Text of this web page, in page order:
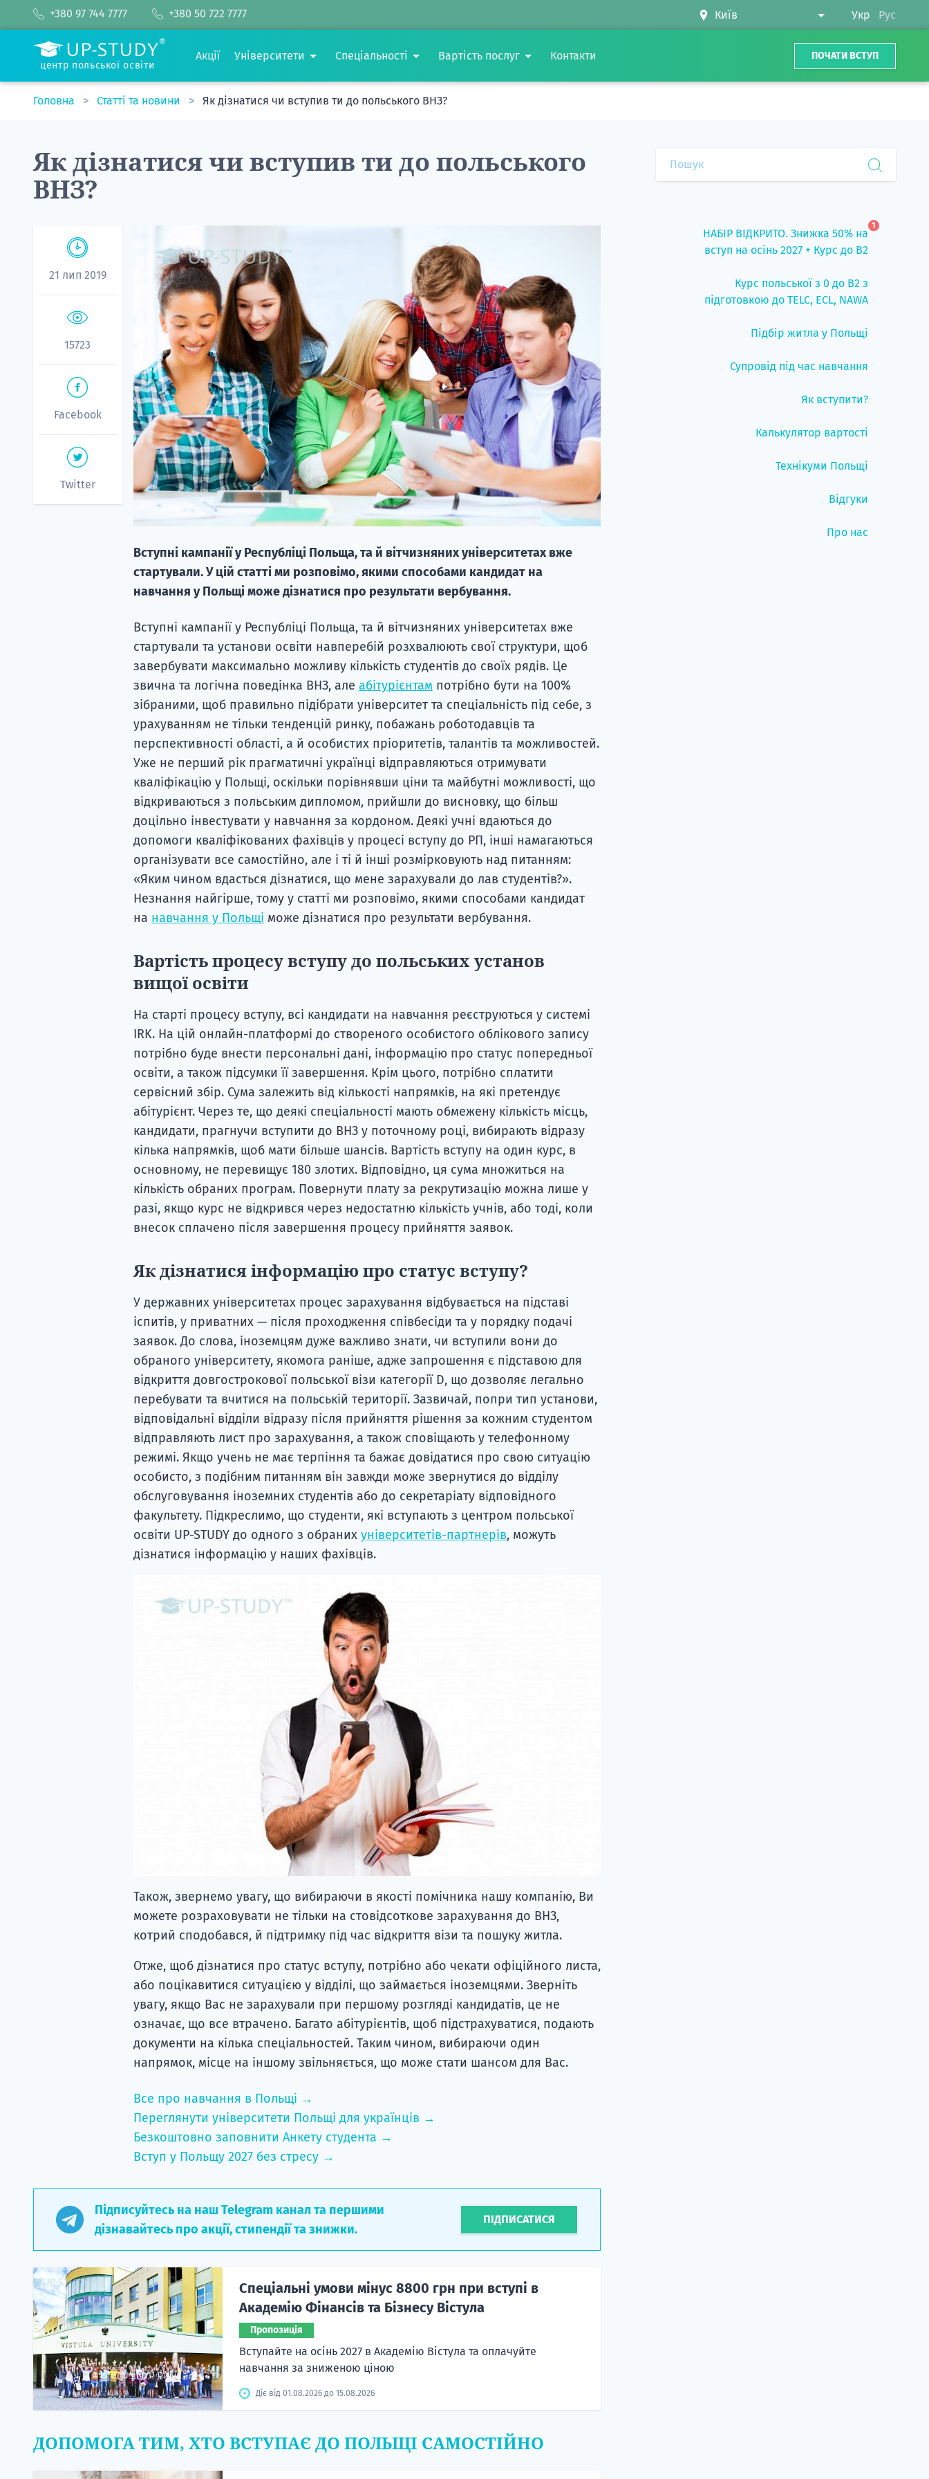
+380 97 744 7777 +380 50 722 7777 Укр Рус
центр польської освіти
Акції Університети Спеціальності Вартість послуг Контакти ПОЧАТИ ВСТУП
Головна Статті та новини Як дізнатися чи вступив ти до польського ВНЗ?
Як дізнатися чи вступив ти до польського
ВНЗ?
21 лип 2019
15723
Facebook
Twitter
Вступні кампанії у Республіці Польща, та й вітчизняних університетах вже
стартували. У цій статті ми розповімо, якими способами кандидат на
навчання у Польщі може дізнатися про результати вербування.
Вступні кампанії у Республіці Польща, та й вітчизняних університетах вже
стартували та установи освіти навперебій розхвалюють свої структури, щоб
завербувати максимально можливу кількість студентів до своїх рядів. Це
звична та логічна поведінка ВНЗ, але абітурієнтам потрібно бути на 100%
зібраними, щоб правильно підібрати університет та спеціальність під себе, з
урахуванням не тільки тенденцій ринку, побажань роботодавців та
перспективності області, а й особистих пріоритетів, талантів та можливостей.
Уже не перший рік прагматичні українці відправляються отримувати
кваліфікацію у Польщі, оскільки порівнявши ціни та майбутні можливості, що
відкриваються з польським дипломом, прийшли до висновку, що більш
доцільно інвестувати у навчання за кордоном. Деякі учні вдаються до
допомоги кваліфікованих фахівців у процесі вступу до РП, інші намагаються
організувати все самостійно, але і ті й інші розмірковують над питанням:
«Яким чином вдасться дізнатися, що мене зарахували до лав студентів?».
Незнання найгірше, тому у статті ми розповімо, якими способами кандидат
на навчання у Польщі може дізнатися про результати вербування.
Вартість процесу вступу до польських установ
вищої освіти
На старті процесу вступу, всі кандидати на навчання реєструються у системі
IRK. На цій онлайн-платформі до створеного особистого облікового запису
потрібно буде внести персональні дані, інформацію про статус попередньої
освіти, а також підсумки її завершення. Крім цього, потрібно сплатити
сервісний збір. Сума залежить від кількості напрямків, на які претендує
абітурієнт. Через те, що деякі спеціальності мають обмежену кількість місць,
кандидати, прагнучи вступити до ВНЗ у поточному році, вибирають відразу
кілька напрямків, щоб мати більше шансів. Вартість вступу на один курс, в
основному, не перевищує 180 злотих. Відповідно, ця сума множиться на
кількість обраних програм. Повернути плату за рекрутизацію можна лише у
разі, якщо курс не відкрився через недостатню кількість учнів, або тоді, коли
внесок сплачено після завершення процесу прийняття заявок.
Як дізнатися інформацію про статус вступу?
У державних університетах процес зарахування відбувається на підставі
іспитів, у приватних — після проходження співбесіди та у порядку подачі
заявок. До слова, іноземцям дуже важливо знати, чи вступили вони до
обраного університету, якомога раніше, адже запрошення є підставою для
відкриття довгострокової польської візи категорії D, що дозволяє легально
перебувати та вчитися на польській території. Зазвичай, попри тип установи,
відповідальні відділи відразу після прийняття рішення за кожним студентом
відправляють лист про зарахування, а також сповіщають у телефонному
режимі. Якщо учень не має терпіння та бажає довідатися про свою ситуацію
особисто, з подібним питанням він завжди може звернутися до відділу
обслуговування іноземних студентів або до секретаріату відповідного
факультету. Підкреслимо, що студенти, які вступають з центром польської
освіти UP-STUDY до одного з обраних університетів-партнерів, можуть
дізнатися інформацію у наших фахівців.
Також, звернемо увагу, що вибираючи в якості помічника нашу компанію, Ви
можете розраховувати не тільки на стовідсоткове зарахування до ВНЗ,
котрий сподобався, й підтримку під час відкриття візи та пошуку житла.
Отже, щоб дізнатися про статус вступу, потрібно або чекати офіційного листа,
або поцікавитися ситуацією у відділі, що займається іноземцями. Зверніть
увагу, якщо Вас не зарахували при першому розгляді кандидатів, це не
означає, що все втрачено. Багато абітурієнтів, щоб підстрахуватися, подають
документи на кілька спеціальностей. Таким чином, вибираючи один
напрямок, місце на іншому звільняється, що може стати шансом для Вас.
Все про навчання в Польщі →
Переглянути університети Польщі для українців →
Безкоштовно заповнити Анкету студента →
Вступ у Польщу 2027 без стресу →
Підписуйтесь на наш Telegram канал та першими
дізнавайтесь про акції, стипендії та знижки.
ПІДПИСАТИСЯ
Спеціальні умови мінус 8800 грн при вступі в
Академію Фінансів та Бізнесу Вістула
Пропозиція
Вступайте на осінь 2027 в Академію Вістула та оплачуйте
навчання за зниженою ціною
Діє від 01.08.2026 до 15.08.2026
ДОПОМОГА ТИМ, ХТО ВСТУПАЄ ДО ПОЛЬЩІ САМОСТІЙНО
НАБІР ВІДКРИТО. Знижка 50% на
вступ на осінь 2027 + Курс до B2
1
Курс польської з 0 до B2 з
підготовкою до TELC, ECL, NAWA
Підбір житла у Польщі
Супровід під час навчання
Як вступити?
Калькулятор вартості
Технікуми Польщі
Відгуки
Про нас